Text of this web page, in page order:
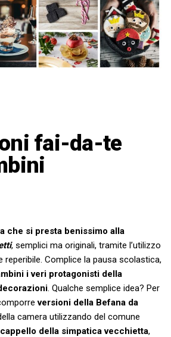
fai-da-te
che si presta benissimo alla
, semplici ma originali, tramite l’utilizzo
reperibile. Complice la pausa scolastica,
i veri protagonisti della
. Qualche semplice idea? Per
versioni della Befana da
camera utilizzando del comune
della simpatica vecchietta,